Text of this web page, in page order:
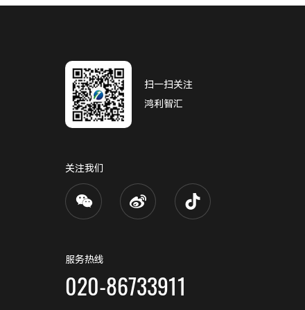
扫一扫关注
鸿利智汇
关注我们
服务热线
020-86733911